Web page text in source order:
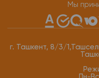
Мы
г. Ташкент, 8/3/